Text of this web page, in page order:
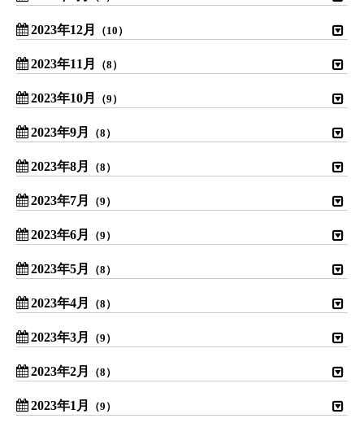
2023年12月 （10）
2023年11月 （8）
2023年10月 （9）
2023年9月 （8）
2023年8月 （8）
2023年7月 （9）
2023年6月 （9）
2023年5月 （8）
2023年4月 （8）
2023年3月 （9）
2023年2月 （8）
2023年1月 （9）